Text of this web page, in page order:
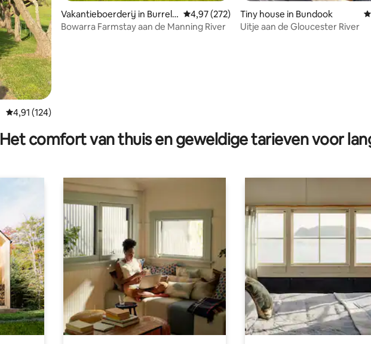
Gemiddelde beoordeling van 4,91 op 5, 124 recensies
4,91 (124)
Vakantieboerderij in Burrell
Creek
Gemiddelde beoordeling van 4,97 op 5, 272
4,97 (272)
Bowarra Farmstay aan de Manning River
Tiny house in Bundook
Uitje aan de Gloucester River
Het comfort van thuis en geweldige tarieven voor